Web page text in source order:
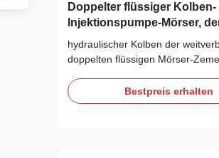
Doppelter flüssiger Kolben-
Injektionspumpe-Mörser,
Maschine überziehend
hydraulischer Kolben der
doppelten flüssigen Mörser-
Pumpe Eigenschaften der
Injektions-Pumpe: 1.
Bestpreis erhalten